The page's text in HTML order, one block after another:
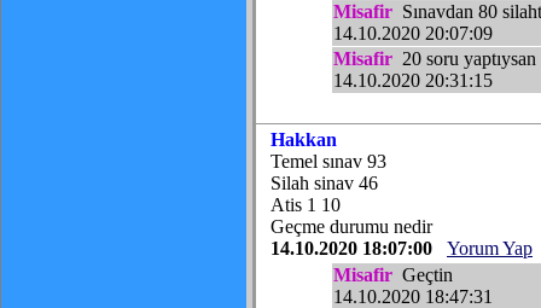
Misafir Sınavdan 80
14.10.2020 20:07:09
Misafir 20 soru
14.10.2020 20:31:15
Hakkan
Temel sınav 93
Silah sinav 46
Atis 1 10
Geçme durumu nedir
14.10.2020 18:07:00
Yorum Yap
Misafir Geçtin
14.10.2020 18:47:31